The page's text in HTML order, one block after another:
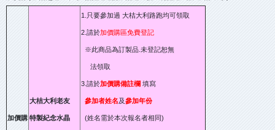
加價購
大桔大利老友
特製紀念水晶
1.只要參加過 大桔大利路跑均可領取
2.請於加價購區免費登記
※此商品為訂製品.未登記恕無
法領取
3.請於加價購備註欄 填寫
參加者姓名及參加年份
(姓名需於本次報名者相同)